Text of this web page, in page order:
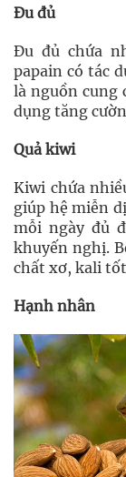
Đu đủ
Đu đủ chứa
papain có tác
là nguồn cung
dụng tăng
Quả kiwi
Kiwi chứa
giúp hệ miễn
mỗi ngày đủ
khuyến nghị.
chất xơ, kali
Hạnh nhân